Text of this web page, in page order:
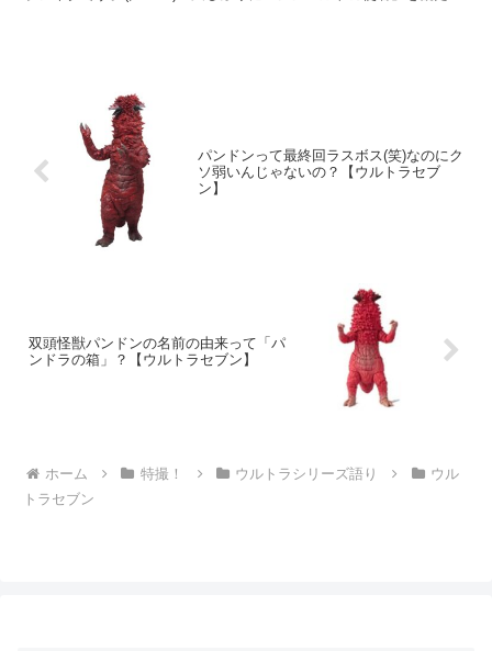
パンドンって最終回ラスボス(笑)なのにク
ソ弱いんじゃないの？【ウルトラセブ
ン】
双頭怪獣パンドンの名前の由来って「パ
ンドラの箱」？【ウルトラセブン】
ホーム 特撮！ ウルトラシリーズ語り
ウル
トラセブン